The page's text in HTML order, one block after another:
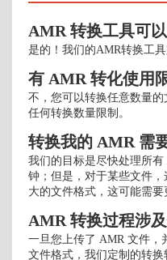
AMR 转换工具可
是的！我们的AMR转换工具
有 AMR 转化使用
不，您可以转换任意数量
任何转换数量限制。
转换我的 AMR 需
我们的目标是尽快处理所
钟；但是，对于某些文件
大的文件格式，这可能需要
AMR 转换过程涉
一旦您上传了 AMR 文件，
文件格式，我们定制的转